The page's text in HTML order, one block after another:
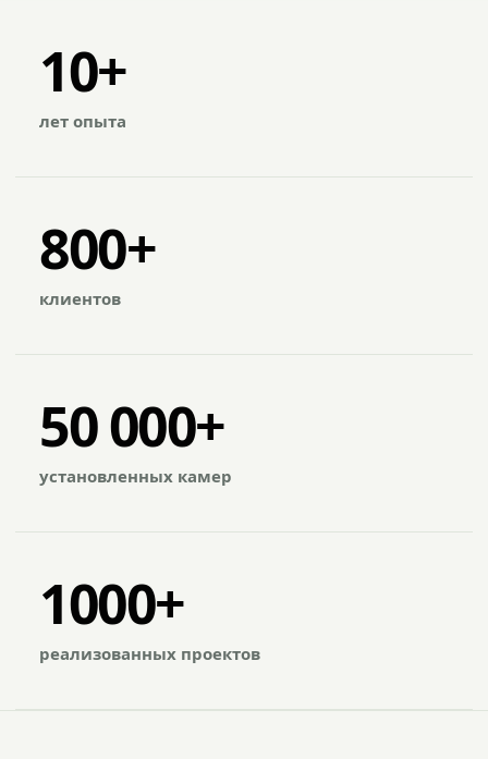
10+
лет опыта
800+
клиентов
50 000+
установленных камер
1000+
реализованных проектов